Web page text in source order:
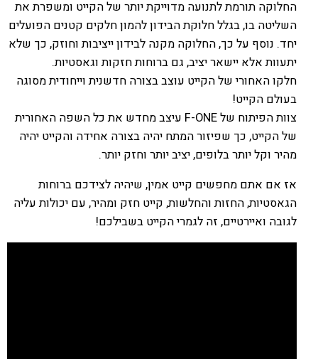
החלוקה תורמת לתנועה מדוייקת יותר של הקייט ומשפרת את
השליטה בו, בגלל חלוקת הבידון להמון חלקים קטנים הפועלים
יחד. נוסף על כך, החלוקה מקנה לבידון ייציבות וחוזק, כך שלא
יתעוות אלא יישאר יציב, גם ברוחות חזקות וגאסטיות.
חלקו האחורי של הקייט עוצב בצורה חדשנית וייחודית מסוגה
בעולם הקייט!
צוות הפיתוח של F-ONE עיצב מחדש את כל השפה האחורית
של הקייט, כך שפיזור המתח יהיה בצורה אחידה והקייט יהיה
מהיר וקל יותר בלופים, יציב יותר וחזק יותר.
אז אם אתם מחפשים קייט אמין, שיהיה לצידכם ברוחות
הגאסטיות, החזות והחלשות, קייט חזק ומהיר, עם יכולות עליה
לגובה ואיירטיים, זה לגמרי הקייט בשבילכם!